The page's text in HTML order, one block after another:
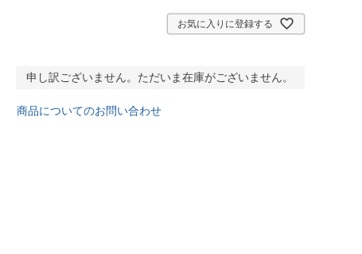
お気に入りに登録する
申し訳ございません。ただいま在庫がございません。
商品についてのお問い合わせ